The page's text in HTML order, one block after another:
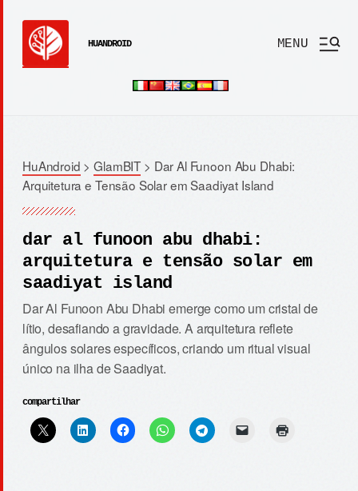
HUANDROID MENU
HuAndroid >GlamBIT > Dar Al Funoon Abu Dhabi:
Arquitetura e Tensão Solar em Saadiyat Island
dar al funoon abu dhabi:
arquitetura e tensão solar em
saadiyat island
Dar Al Funoon Abu Dhabi emerge como um cristal de
lítio, desafiando a gravidade. A arquitetura reflete
ângulos solares específicos, criando um ritual visual
único na ilha de Saadiyat.
compartilhar